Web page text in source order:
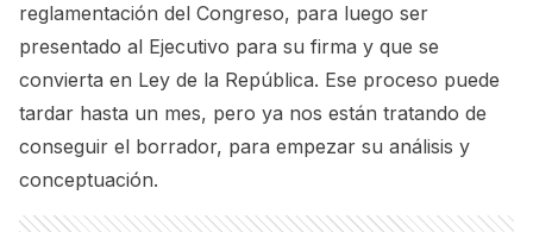
reglamentación del Congreso, para luego ser
presentado al Ejecutivo para su firma y que se
convierta en Ley de la República. Ese proceso puede
tardar hasta un mes, pero ya nos están tratando de
conseguir el borrador, para empezar su análisis y
conceptuación.